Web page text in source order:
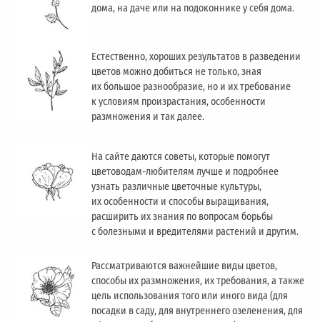
дома, на даче или на подоконнике у себя дома.
Естественно, хороших результатов в разведении
цветов можно добиться не только, зная
их большое разнообразие, но и их требование
к условиям произрастания, особенности
размножения и так далее.
На сайте даются советы, которые помогут
цветоводам-любителям лучше и подробнее
узнать различные цветочные культуры,
их особенности и способы выращивания,
расширить их знания по вопросам борьбы
с болезными и вредителями растений и другим.
Рассматриваются важнейшие виды цветов,
способы их размножения, их требования, а также
цель использования того или иного вида (для
посадки в саду, для внутреннего озеленения, для